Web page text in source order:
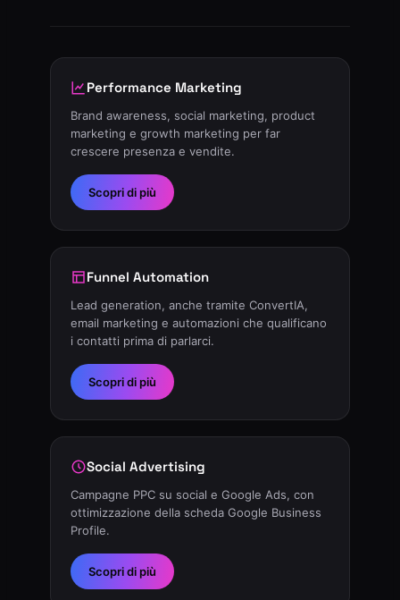
Performance Marketing
Brand awareness, social marketing, product
marketing e growth marketing per far
crescere presenza e vendite.
Scopri di più
Funnel Automation
Lead generation, anche tramite ConvertIA,
email marketing e automazioni che qualificano
i contatti prima di parlarci.
Scopri di più
Social Advertising
Campagne PPC su social e Google Ads, con
ottimizzazione della scheda Google Business
Profile.
Scopri di più